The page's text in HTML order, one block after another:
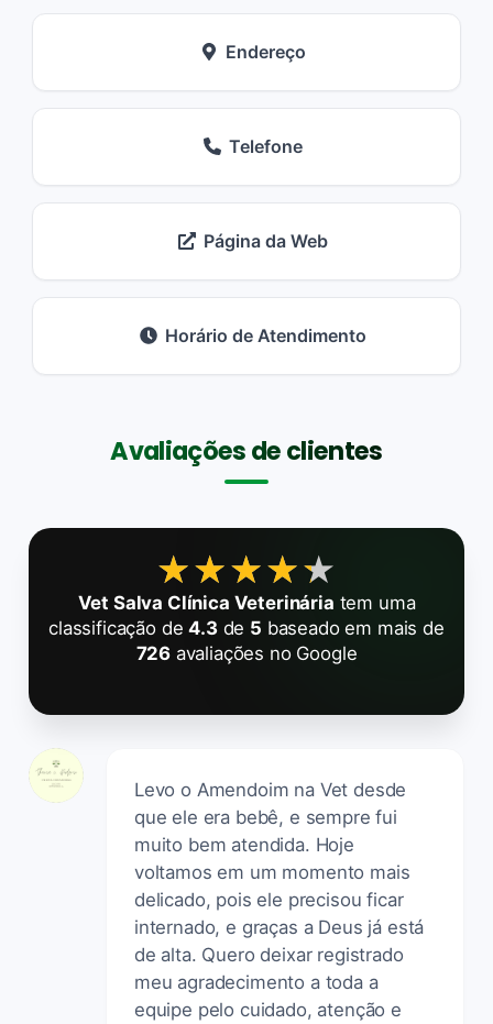
Endereço
Telefone
Página da Web
Horário de Atendimento
Avaliações de clientes
★★★★★
★★★★★
Vet Salva Clínica Veterinária tem uma
classificação de4.3de 5 baseado em mais de
726 avaliações no Google
Levo o Amendoim na Vet desde
que ele era bebê, e sempre fui
muito bem atendida. Hoje
voltamos em um momento mais
delicado, pois ele precisou ficar
internado, e graças a Deus já está
de alta. Quero deixar registrado
meu agradecimento a toda a
equipe pelo cuidado, atenção e